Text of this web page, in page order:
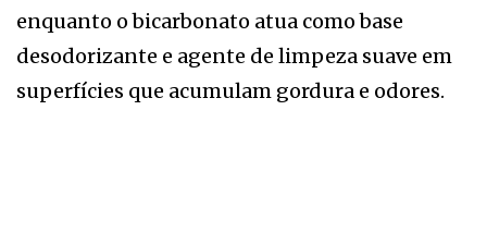
enquanto o bicarbonato atua como base
desodorizante e agente de limpeza suave em
superfícies que acumulam gordura e odores.